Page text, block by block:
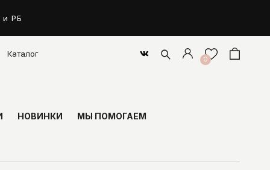
и РБ
Каталог
0
НОВИНКИ МЫ ПОМОГАЕМ